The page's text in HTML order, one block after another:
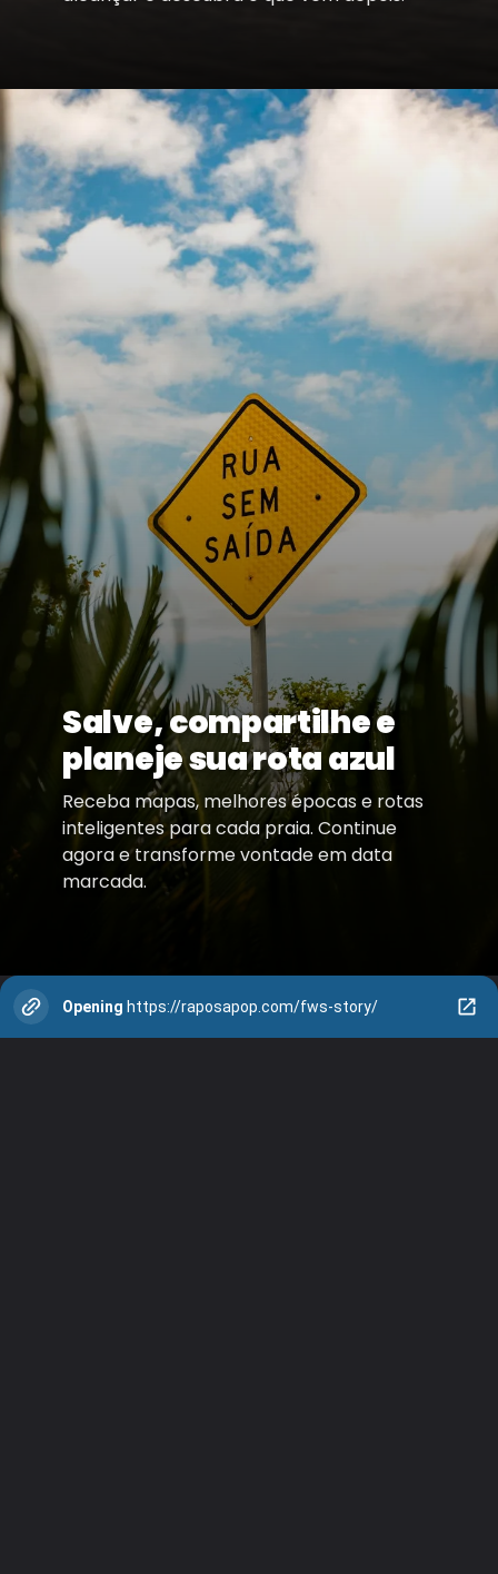
Salve, compartilhe e
planeje sua rota azul
Receba mapas, melhores épocas e rotas
inteligentes para cada praia. Continue
agora e transforme vontade em data
marcada.
Opening https://raposapop.com/fws-story/